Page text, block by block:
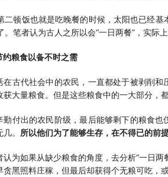
二顿饭也就是吃晚餐的时候，太阳也已经
。笔者认为古人之所以会“一日两餐”，实际
约粮食以备不时之需
在古代社会中的农民，一直都处于被剥削
获大量粮食。但是这些粮食中的一大部分，
勤付出的农民阶级，最后能够剩下的粮食
。 所以他们为了能够生存，在不得已的前
认为如果从缺少粮食的角度，去分析“一日
贪黑照料庄稼，但最后却获得个无粮可吃，